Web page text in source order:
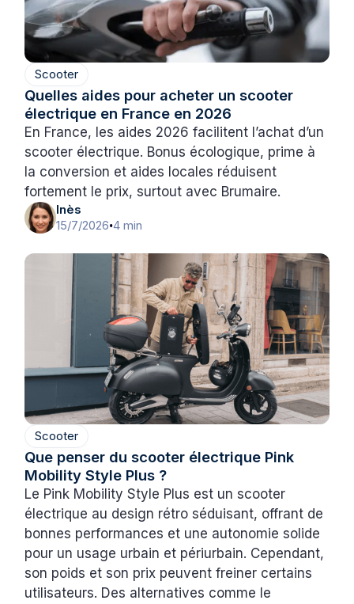
Scooter
Quelles aides pour acheter un scooter
électrique en France en 2026
En France, les aides 2026 facilitent l’achat d’un
scooter électrique. Bonus écologique, prime à
la conversion et aides locales réduisent
fortement le prix, surtout avec Brumaire.
Inès
15/7/2026•4 min
Scooter
Que penser du scooter électrique Pink
Mobility Style Plus ?
Le Pink Mobility Style Plus est un scooter
électrique au design rétro séduisant, offrant de
bonnes performances et une autonomie solide
pour un usage urbain et périurbain. Cependant,
son poids et son prix peuvent freiner certains
utilisateurs. Des alternatives comme le